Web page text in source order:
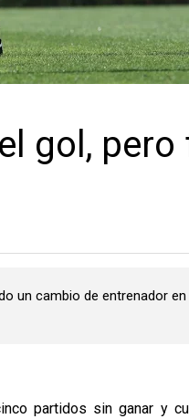
gol,
un cambio de entrenador en
partidos sin ganar y